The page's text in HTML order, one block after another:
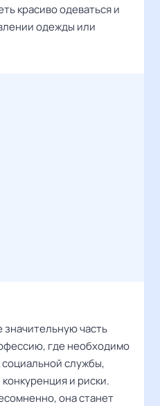
красиво одеваться и
одежды или
часть
где необходимо
службы,
и риски.
она станет